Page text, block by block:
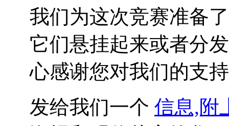
我们为这次竞赛准备
它们悬挂起来或者分
心感谢您对我们的支
发给我们一个 信息,附